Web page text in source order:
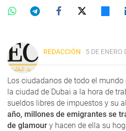
REDACCIÓN 5 DE ENERO
Los ciudadanos de todo el
la ciudad de Dubai a la hora de
sueldos libres de impuestos y su
año, millones de emigrantes se
de glamour y hacen de ella su